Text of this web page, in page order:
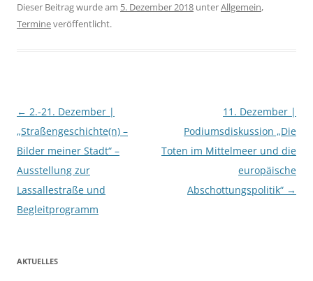
Dieser Beitrag wurde am 5. Dezember 2018 unterAllgemein,
Termineveröffentlicht.
Beitragsnavigation
← 2.-21. Dezember |
„Straßengeschichte(n) –
Bilder meiner Stadt“ –
Ausstellung zur
Lassallestraße und
Begleitprogramm
11. Dezember |
Podiumsdiskussion „Die
Toten im Mittelmeer und die
europäische
Abschottungspolitik“ →
AKTUELLES